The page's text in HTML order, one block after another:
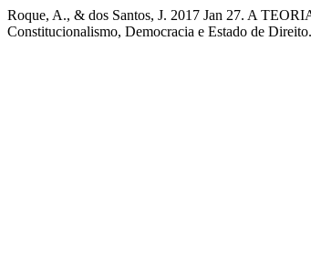
Roque, A., & dos Santos, J. 2017 Jan 27. A
Constitucionalismo, Democracia e Estado de